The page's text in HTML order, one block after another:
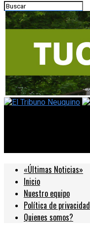
«Últimas Noticias»
Inicio
Nuestro equipo
Política de privacidad
Quienes somos?